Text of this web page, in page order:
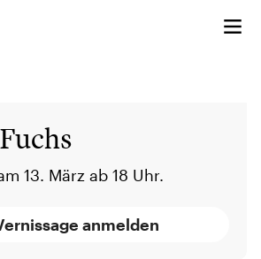
13. März ab 18 Uhr.
anmelden